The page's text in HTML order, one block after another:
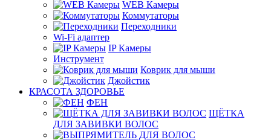
WEB Камеры
Коммутаторы
Переходники
Wi-Fi адаптер
IP Камеры
Инструмент
Коврик для мыши
Джойстик
КРАСОТА ЗДОРОВЬЕ
ФЕН
ЩЁТКА
ДЛЯ ЗАВИВКИ ВОЛОС